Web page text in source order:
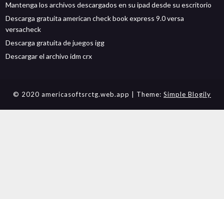
Mantenga los archivos descargados en su ipad desde su escritorio
Descarga gratuita american check book express 9.0 versa
versacheck
Descarga gratuita de juegos igg
Descargar el archivo idm crx
© 2020 americasoftsrctg.web.app | Theme: Simple Blogily